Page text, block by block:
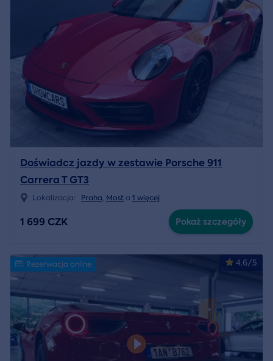
Doświadcz jazdy w zestawie Porsche 911
Carrera T GT3
Lokalizacja: Praha, Most a 1 więcej
1 699 CZK Pokaż szczegóły
4.6/5
Rezerwacja online